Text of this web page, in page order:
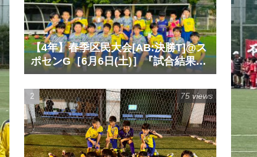
【4年】春季区民大会[AB:決勝T]@ス
ポセンG［6月6日(土)］『試合結果』
『マッチレポート』『試合動画』
75 views